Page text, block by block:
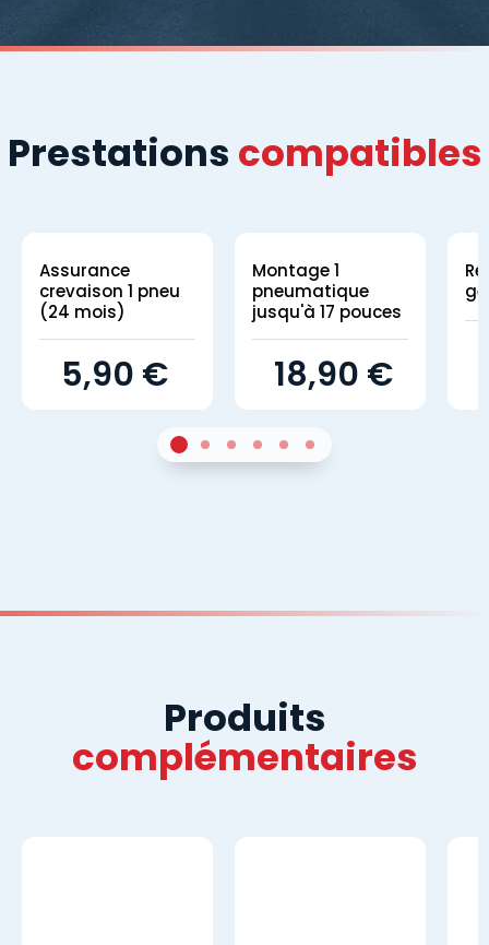
Prestations compatibles
Assurance
crevaison 1 pneu
(24 mois)
5,90 €
Montage 1
pneumatique
jusqu'à 17 pouces
18,90 €
Sur 42Sur 43Sur 44Sur 45Sur 46Sur 4
Produits
complémentaires